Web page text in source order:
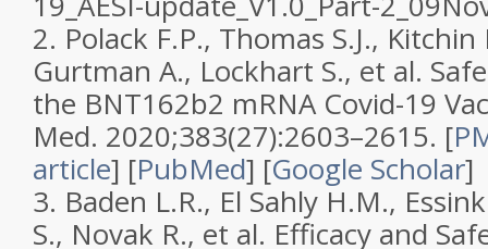
2. Polack F.P., Thomas S.J., Kitchin
Gurtman A., Lockhart S., et al.
the BNT162b2 mRNA Covid-19
Med. 2020;383(27):2603–2615. [
article] [PubMed] [Google Scholar]
3. Baden L.R., El Sahly H.M.,
S., Novak R., et al. Efficacy and